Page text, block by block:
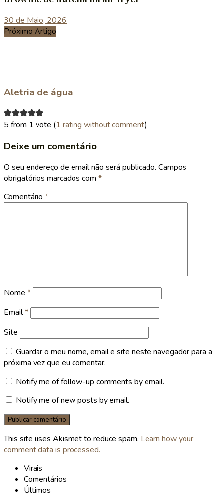
30 de Maio, 2026
Próximo Artigo
Aletria de água
5 from 1 vote (1 rating without comment)
Deixe um comentário
O seu endereço de email não será publicado. Campos
obrigatórios marcados com *
Comentário *
Nome *
Email*
Site
Guardar o meu nome, email e site neste navegador para a
próxima vez que eu comentar.
Notify me of follow-up comments by email.
Notify me of new posts by email.
This site uses Akismet to reduce spam. Learn how your
comment data is processed.
Virais
Comentários
Últimos